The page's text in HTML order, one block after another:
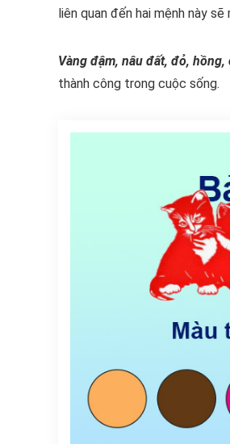
liên quan đến hai mệnh này
Vàng đậm, nâu đất, đỏ, hồng,
thành công trong cuộc sống.